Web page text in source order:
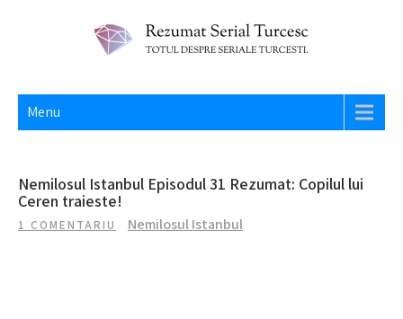
REZUMAT SERIAL TURCESC
Menu
Nemilosul Istanbul Episodul 31 Rezumat: Copilul lui
Ceren traieste!
1 COMENTARIU Nemilosul Istanbul